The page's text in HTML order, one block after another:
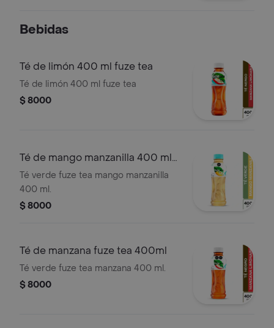
Bebidas
Té de limón 400 ml fuze tea
Té de limón 400 ml fuze tea
$ 8000
Té de mango manzanilla 400 ml
fuze tea
Té verde fuze tea mango manzanilla
400 ml.
$ 8000
Té de manzana fuze tea 400ml
Té verde fuze tea manzana 400 ml.
$ 8000